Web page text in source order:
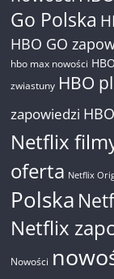
Go Polska
HBO GO
hbo max nowości
zwiastuny HBO pl
zapowiedzi
Netflix
oferta Netflix
Polska
Netflix
Nowości